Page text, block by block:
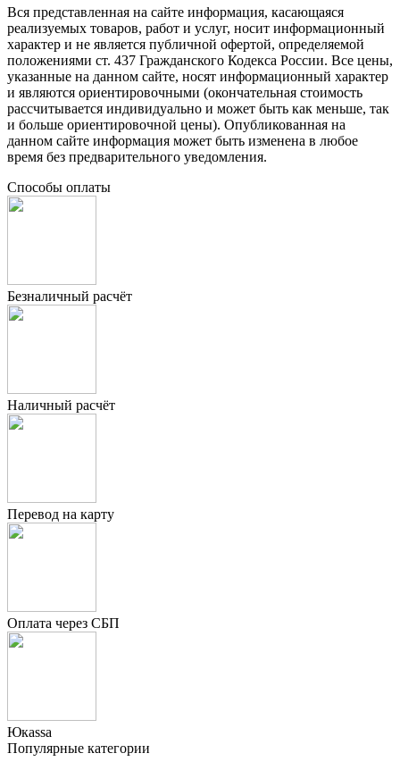
Вся представленная на сайте информация, касающаяся
реализуемых товаров, работ и услуг, носит информационный
характер и не является публичной офертой, определяемой
положениями ст. 437 Гражданского Кодекса России. Все цены,
указанные на данном сайте, носят информационный характер
и являются ориентировочными (окончательная стоимость
рассчитывается индивидуально и может быть как меньше, так
и больше ориентировочной цены). Опубликованная на
данном сайте информация может быть изменена в любое
время без предварительного уведомления.
Способы оплаты
Безналичный расчёт
Наличный расчёт
Перевод на карту
Оплата через СБП
Юкаssа
Популярные категории